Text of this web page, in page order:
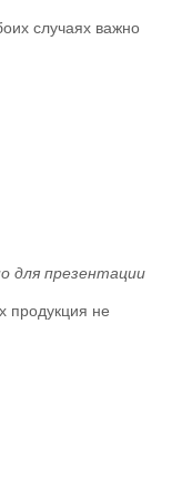
случаях важно
для презентации
продукция не